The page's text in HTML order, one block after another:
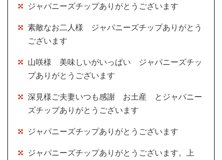
ジャパニーズチップありがとうございます
素敵なお二人様 ジャパニーズチップありがとう
ございます
山咲様 美味しいがいっぱい ジャパニーズチッ
プありがとうございます
深見様ご夫妻いつも感謝 お土産 とジャパニー
ズチップありがとうございます
ジャパニーズチップありがとうございます
ジャパニーズチップありがとうございます。上